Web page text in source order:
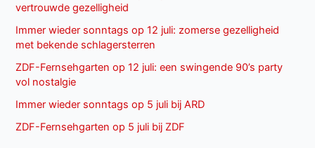
vertrouwde gezelligheid
Immer wieder sonntags op 12 juli: zomerse gezelligheid
met bekende schlagersterren
ZDF-Fernsehgarten op 12 juli: een swingende 90’s party
vol nostalgie
Immer wieder sonntags op 5 juli bij ARD
ZDF-Fernsehgarten op 5 juli bij ZDF